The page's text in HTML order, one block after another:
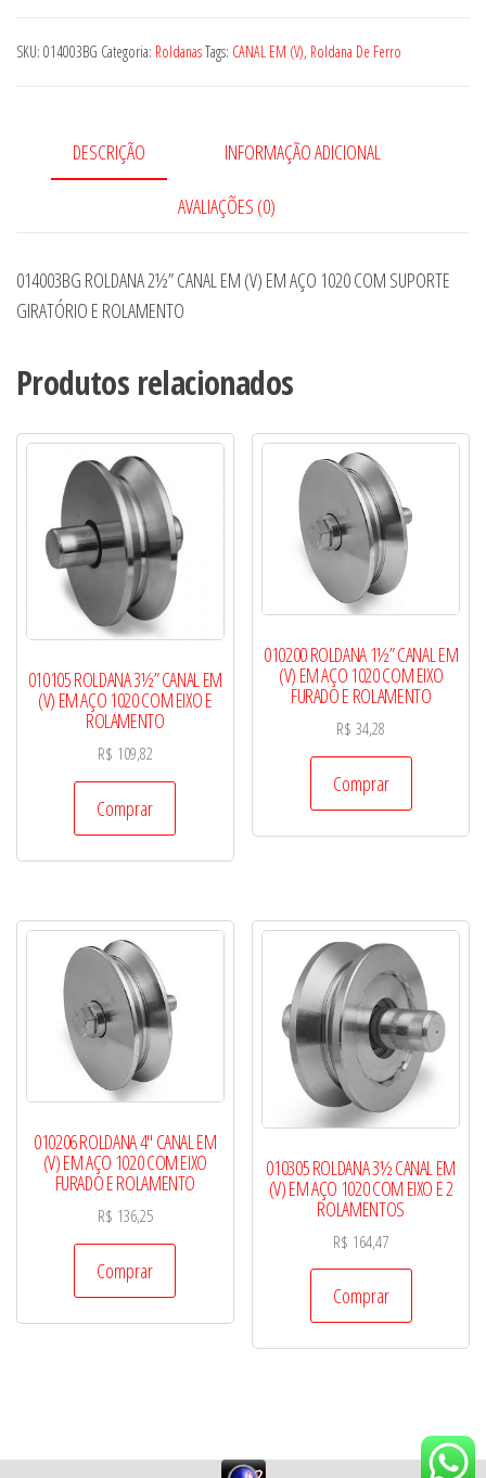
CANAL
AÇO
GIRATÓRIO
E
quantidade
SKU: 014003BG Categoria: RoldanasTags: CANAL EM (V), Roldana De Ferro
DESCRIÇÃO INFORMAÇÃO ADICIONAL
AVALIAÇÕES (0)
014003BG ROLDANA 2½” CANAL EM (V) EM AÇO 1020 COM SUPORTE
GIRATÓRIO E ROLAMENTO
Produtos relacionados
010105 ROLDANA 3½” CANAL EM
(V) EM AÇO 1020 COM EIXO E
ROLAMENTO
R$ 109,82
Comprar
010200 ROLDANA 1½” CANAL EM
(V) EM AÇO 1020 COM EIXO
FURADO E ROLAMENTO
R$ 34,28
Comprar
010206 ROLDANA 4″ CANAL EM
(V) EM AÇO 1020 COM EIXO
FURADO E ROLAMENTO
R$ 136,25
Comprar
010305 ROLDANA 3½ CANAL EM
(V) EM AÇO 1020 COM EIXO E 2
ROLAMENTOS
R$ 164,47
Comprar